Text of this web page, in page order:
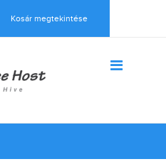
Kosár megtekintése